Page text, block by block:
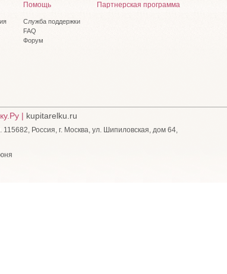
Помощь
Служба поддержки
FAQ
Форум
Партнерская программа
| kupitarelku.ru
Россия, г. Москва, ул. Шипиловская, дом 64,